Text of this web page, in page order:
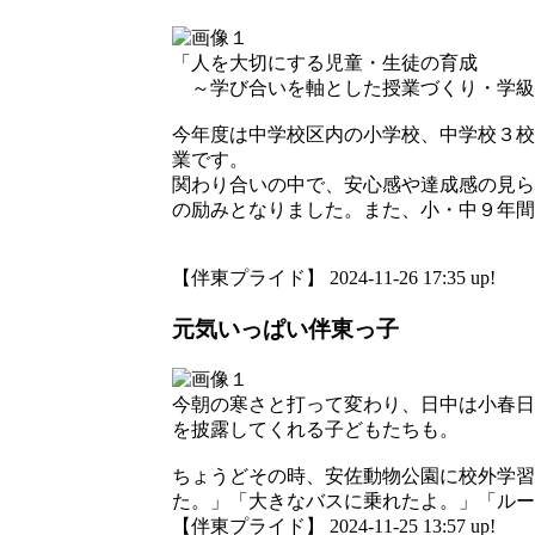
「人を大切にする児童・生徒の育成
～学び合いを軸とした授業づくり・学
今年度は中学校区内の小学校、中学校３
業です。
関わり合いの中で、安心感や達成感の見
の励みとなりました。また、小・中９年
【伴東プライド】 2024-11-26 17:35 up!
元気いっぱい伴東っ子
今朝の寒さと打って変わり、日中は小春
を披露してくれる子どもたちも。
ちょうどその時、安佐動物公園に校外学
た。」「大きなバスに乗れたよ。」「ル
【伴東プライド】 2024-11-25 13:57 up!